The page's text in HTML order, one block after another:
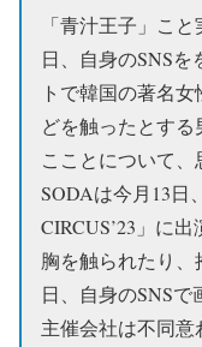
「青汁王子」こ
日、自身のSNS
トで韓国の著名
どを触ったとす
こことについて、
SODAは今月13
CIRCUS’23」に
胸を触られたり
日、自身のSNS
主催会社は不同